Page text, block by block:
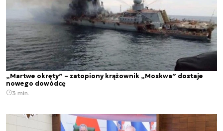
„Martwe okręty” – zatopiony krążownik „Moskwa” dostaje
nowego dowódcę
3 min.